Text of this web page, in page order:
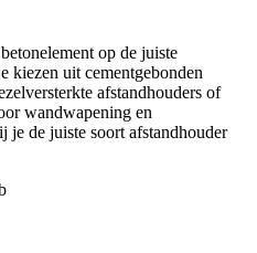
op de juiste
kiezen uit cementgebonden
afstandhouders of
wandwapening en
je de juiste soort afstandhouder